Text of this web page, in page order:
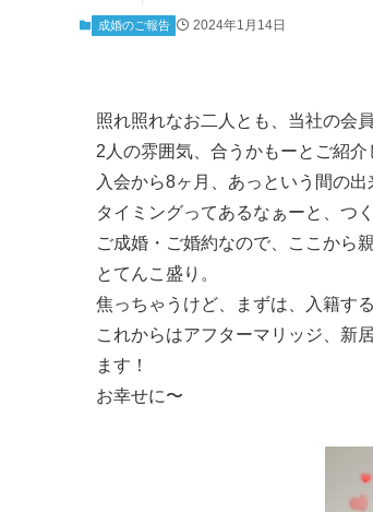
成婚のご報告 2024年1月14日
照れ照れなお二人とも、当社の会
2人の雰囲気、合うかもーとご紹介
入会から8ヶ月、あっという間の出
タイミングってあるなぁーと、つ
ご成婚・ご婚約なので、ここから
とてんこ盛り。
焦っちゃうけど、まずは、入籍す
これからはアフターマリッジ、新
ます！
お幸せに〜